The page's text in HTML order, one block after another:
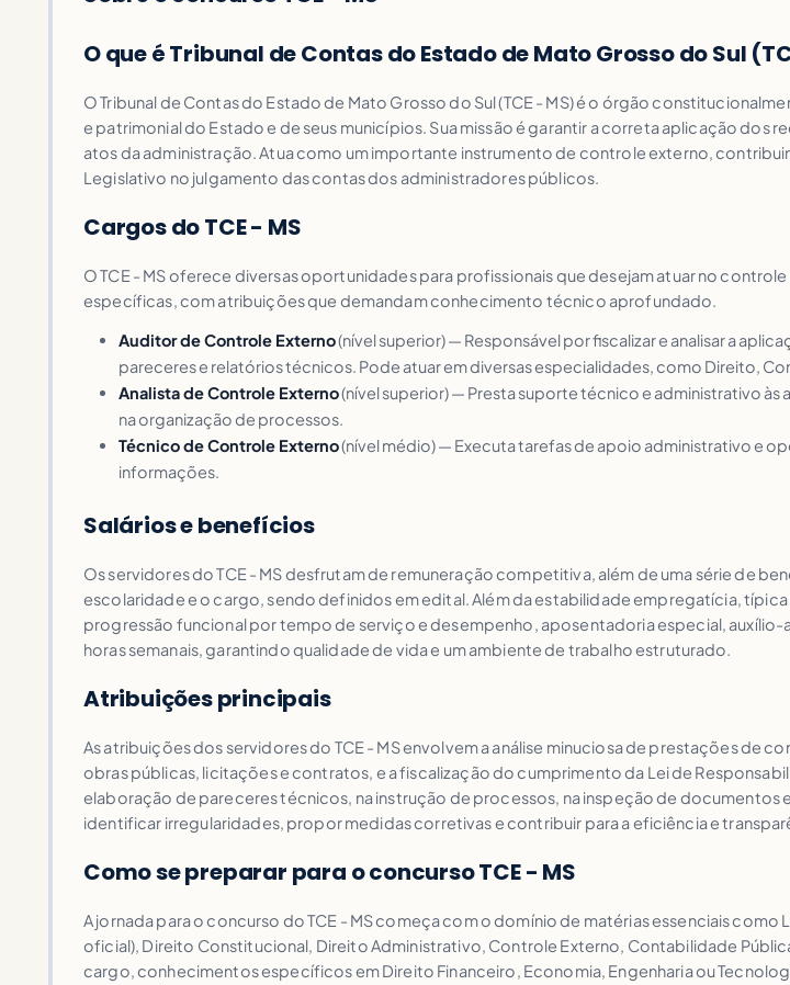
O que é Tribunal de Contas do Estado de Mato Grosso do Sul
O Tribunal de Contas do Estado de Mato Grosso do Sul (TCE - MS) é o órgão
e patrimonial do Estado e de seus municípios. Sua missão é garantir a correta aplicação
atos da administração. Atua como um importante instrumento de controle externo,
Legislativo no julgamento das contas dos administradores públicos.
Cargos do TCE - MS
O TCE - MS oferece diversas oportunidades para profissionais que desejam atuar no
específicas, com atribuições que demandam conhecimento técnico aprofundado.
Auditor de Controle Externo(nível superior) — Responsável por fiscalizar e analisar a
pareceres e relatórios técnicos. Pode atuar em diversas especialidades, como Direito,
Analista de Controle Externo(nível superior) — Presta suporte técnico e administrativo
na organização de processos.
Técnico de Controle Externo(nível médio) — Executa tarefas de apoio administrativo e
informações.
Salários e benefícios
Os servidores do TCE - MS desfrutam de remuneração competitiva, além de uma série de
escolaridade e o cargo, sendo definidos em edital. Além da estabilidade empregatícia,
progressão funcional por tempo de serviço e desempenho, aposentadoria especial, auxílio-
horas semanais, garantindo qualidade de vida e um ambiente de trabalho estruturado.
Atribuições principais
As atribuições dos servidores do TCE - MS envolvem a análise minuciosa de prestações de
obras públicas, licitações e contratos, e a fiscalização do cumprimento da Lei de
elaboração de pareceres técnicos, na instrução de processos, na inspeção de documentos
identificar irregularidades, propor medidas corretivas e contribuir para a eficiência e
Como se preparar para o concurso TCE - MS
A jornada para o concurso do TCE - MS começa com o domínio de matérias essenciais
oficial), Direito Constitucional, Direito Administrativo, Controle Externo, Contabilidade
cargo, conhecimentos específicos em Direito Financeiro, Economia, Engenharia ou